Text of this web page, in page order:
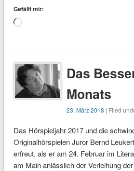
Gefällt mir:
Wird
Das
Monats
23. März 2018 | Filed
Das Hörspieljahr 2017 und die
Originalhörspielen Juror Bernd
erfreut, als er am 24. Februar im
am Main anlässlich der Verleihung